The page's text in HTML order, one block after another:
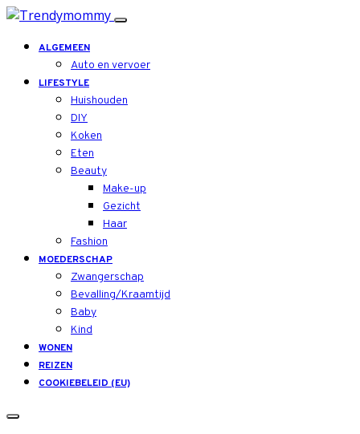
ALGEMEEN
Auto en vervoer
LIFESTYLE
Huishouden
DIY
Koken
Eten
Beauty
Make-up
Gezicht
Haar
Fashion
MOEDERSCHAP
Zwangerschap
Bevalling/Kraamtijd
Baby
Kind
WONEN
REIZEN
COOKIEBELEID (EU)